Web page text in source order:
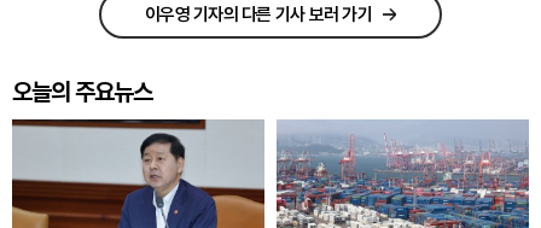
이우영 기자의 다른 기사 보러 가기
오늘의 주요뉴스